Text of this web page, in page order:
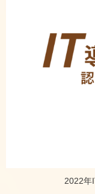
2022年